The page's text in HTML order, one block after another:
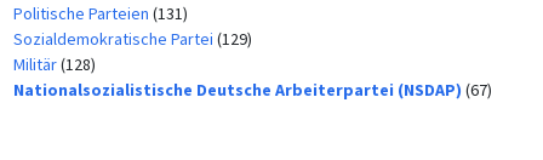
Politische Parteien (131)
Sozialdemokratische Partei (129)
Militär(128)
Nationalsozialistische Deutsche Arbeiterpartei (NSDAP) (67)